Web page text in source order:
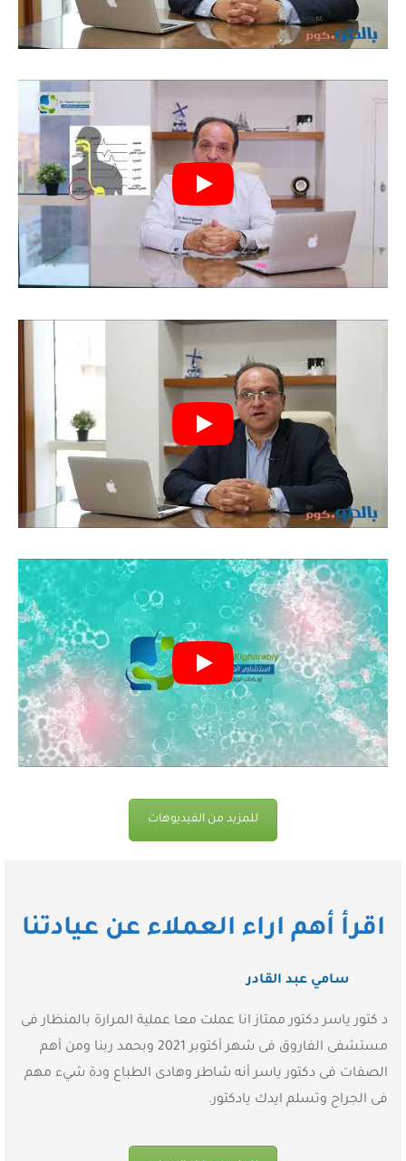
للمزيد من الفيديوهات
اقرأ أهم اراء العملاء عن عيادتنا
سامي عبد القادر
د كتور ياسر دكتور ممتاز انا عملت معا عملية المرارة بالمنظار فى
مستشفى الفاروق فى شهر أكتوبر 2021 وبحمد ربنا ومن أهم
الصفات فى دكتور ياسر أنه شاطر وهادى الطباع ودة شيء مهم
فى الجراح وتسلم ايدك يادكتور.